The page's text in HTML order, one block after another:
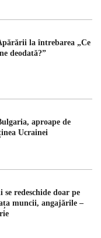
la întrebarea „Ce
deodată?”
aproape de
Ucrainei
redeschide doar pe
muncii, angajările –